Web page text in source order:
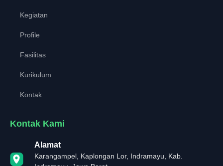
Kegiatan
Profile
Fasilitas
Kurikulum
Kontak
Kontak Kami
Alamat
Karangampel, Kaplongan Lor, Indramayu, Kab.